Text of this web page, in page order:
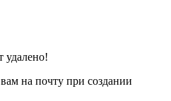
удалено!
на почту при создании